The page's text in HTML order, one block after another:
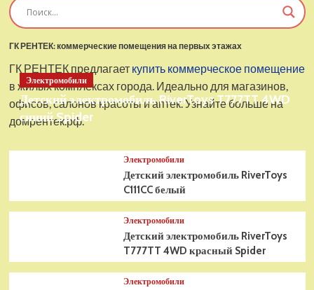
ГК РЕНТЕК: коммерческие помещения на первых этажах
ГК РЕНТЕК предлагает купить коммерческое помещение
в жилых комплексах города. Идеально для магазинов,
офисов, салонов красоты и аптек. Узнайте больше на
домрентек.рф.
Электромобили
Детский электромобиль RiverToys T777TT 4WD
синий Spider
Электромобили
Детский электромобиль RiverToys
C111CC белый
Электромобили
Детский электромобиль RiverToys
T777TT 4WD красный Spider
Электромобили